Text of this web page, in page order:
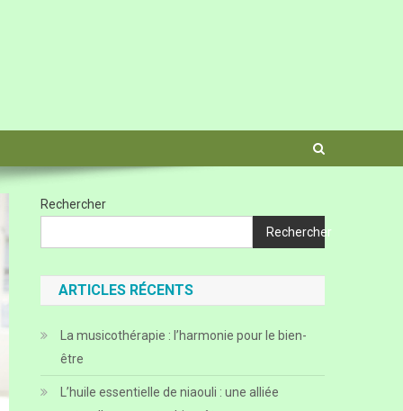
Rechercher
Rechercher
ARTICLES RÉCENTS
La musicothérapie : l’harmonie pour le bien-
être
L’huile essentielle de niaouli : une alliée